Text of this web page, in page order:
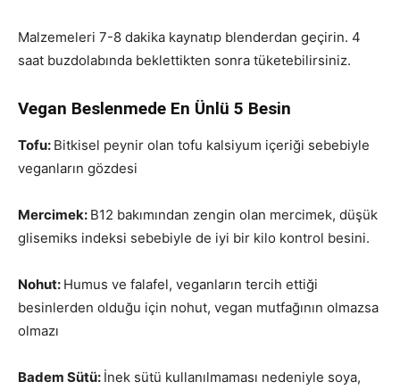
Malzemeleri 7-8 dakika kaynatıp blenderdan geçirin. 4
saat buzdolabında beklettikten sonra tüketebilirsiniz.
Vegan Beslenmede En Ünlü 5 Besin
Tofu: Bitkisel peynir olan tofu kalsiyum içeriği sebebiyle
veganların gözdesi
Mercimek: B12 bakımından zengin olan mercimek, düşük
glisemiks indeksi sebebiyle de iyi bir kilo kontrol besini.
Nohut: Humus ve falafel, veganların tercih ettiği
besinlerden olduğu için nohut, vegan mutfağının olmazsa
olmazı
Badem Sütü: İnek sütü kullanılmaması nedeniyle soya,